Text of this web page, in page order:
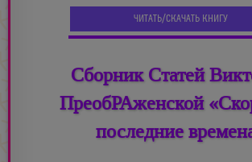
ЧИТАТЬ/СКАЧАТЬ КНИГУ
Сборник Статей
ПреобРАженской
последние